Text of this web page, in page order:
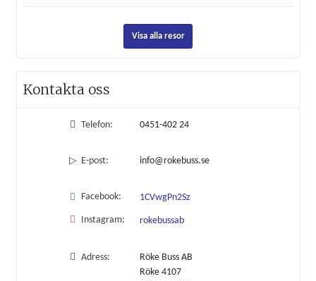
Visa alla resor
Kontakta oss
Telefon: 0451-402 24
E-post: info@rokebuss.se
Facebook: 1CVwgPn2Sz
Instagram: rokebussab
Adress:
Röke Buss AB
Röke 4107